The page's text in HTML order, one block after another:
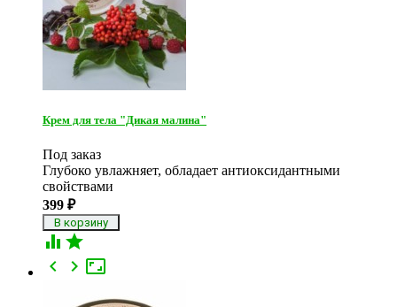
Крем для тела "Дикая малина"
Под заказ
Глубоко увлажняет, обладает антиоксидантными
свойствами
399 ₽
 

 